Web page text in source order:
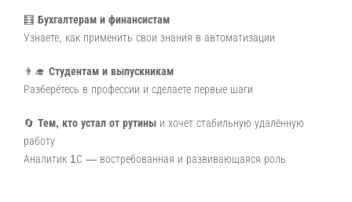
🧮 Бухгалтерам и финансистам
Узнаете, как применить свои знания в автоматизации
👨‍🎓 Студентам и выпускникам
Разберётесь в профессии и сделаете первые шаги
🔄 Тем, кто устал от рутины и хочет стабильную удалённую
работу
Аналитик 1С — востребованная и развивающаяся роль